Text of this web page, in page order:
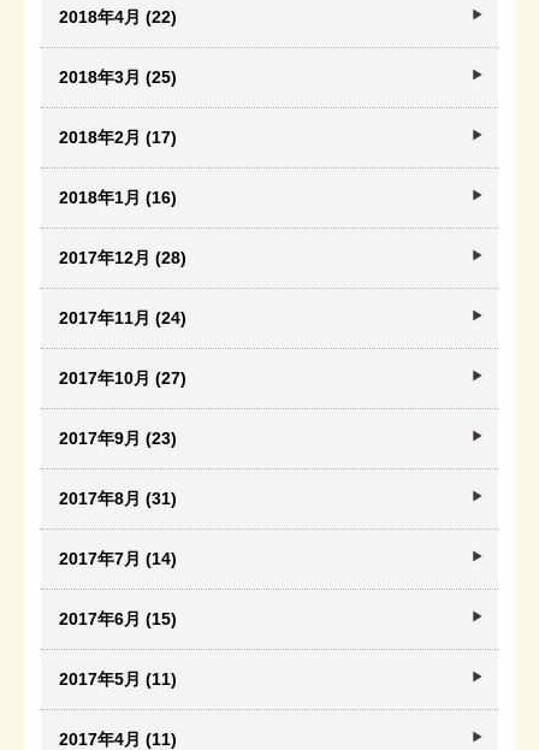
2018年4月 (22)
2018年3月 (25)
2018年2月 (17)
2018年1月 (16)
2017年12月 (28)
2017年11月 (24)
2017年10月 (27)
2017年9月 (23)
2017年8月 (31)
2017年7月 (14)
2017年6月 (15)
2017年5月 (11)
2017年4月 (11)